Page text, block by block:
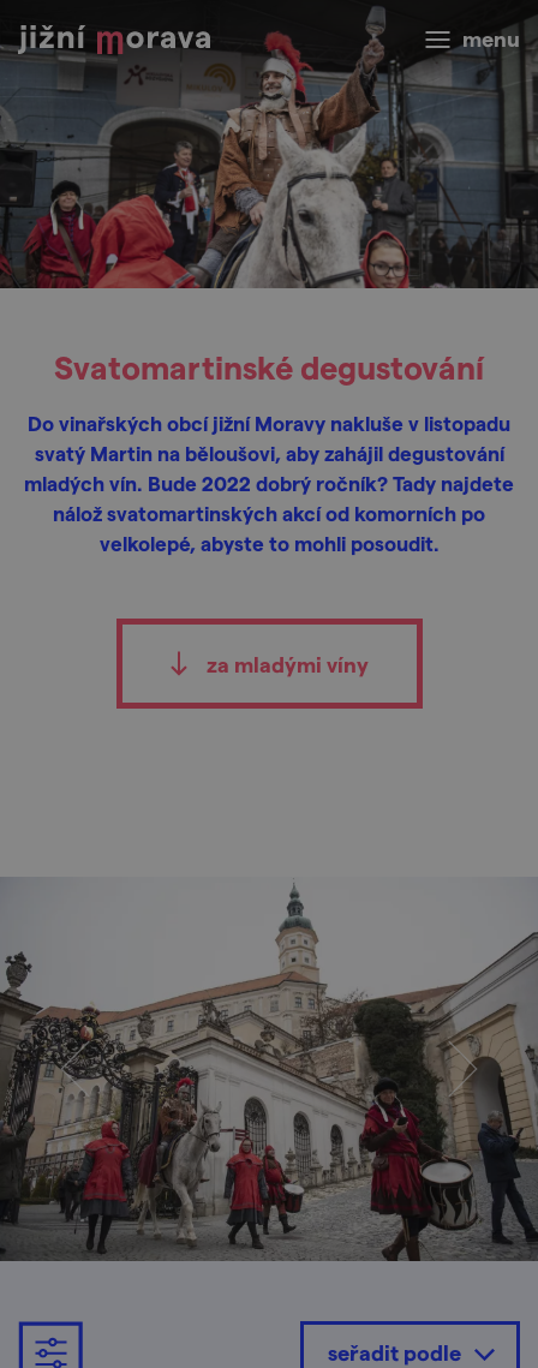
menu
Svatomartinské degustování
Do vinařských obcí jižní Moravy nakluše v listopadu
svatý Martin na běloušovi, aby zahájil degustování
mladých vín. Bude 2022 dobrý ročník? Tady najdete
nálož svatomartinských akcí od komorních po
velkolepé, abyste to mohli posoudit.
za mladými víny
seřadit podle